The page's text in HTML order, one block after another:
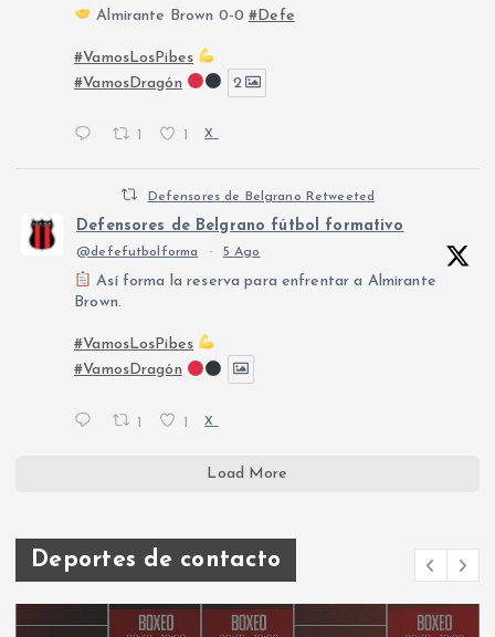
Almirante Brown 0-0#Defe
#VamosLosPibes
#VamosDragón
2
X
Defensores de Belgrano Retweeted
Defensores de Belgrano fútbol formativo
@defefutbolforma · 5 Ago
Así forma la reserva para enfrentar a Almirante
Brown.
#VamosLosPibes
#VamosDragón
1 1 X
Load More
Deportes de contacto